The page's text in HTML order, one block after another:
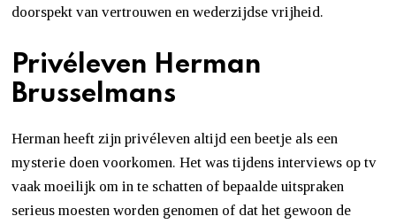
doorspekt van vertrouwen en wederzijdse vrijheid.
Privéleven Herman
Brusselmans
Herman heeft zijn privéleven altijd een beetje als een
mysterie doen voorkomen. Het was tijdens interviews op tv
vaak moeilijk om in te schatten of bepaalde uitspraken
serieus moesten worden genomen of dat het gewoon de